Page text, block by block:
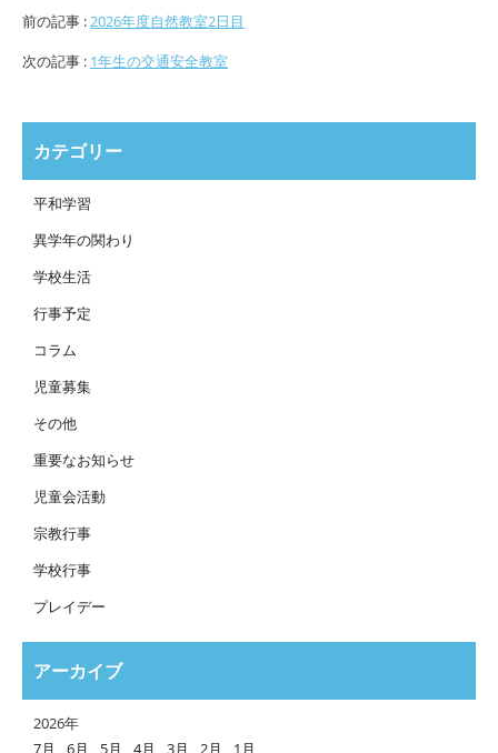
前の記事 :2026年度自然教室2日目
次の記事 : 1年生の交通安全教室
カテゴリー
平和学習
異学年の関わり
学校生活
行事予定
コラム
児童募集
その他
重要なお知らせ
児童会活動
宗教行事
学校行事
プレイデー
アーカイブ
2026年
7月
6月 5月 4月 3月 2月 1月